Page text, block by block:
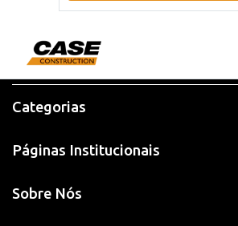
Categorias
Páginas Institucionais
Sobre Nós